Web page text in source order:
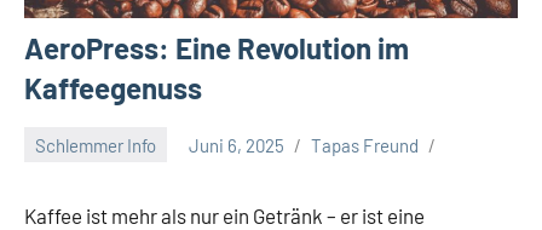
AeroPress: Eine Revolution im
Kaffeegenuss
Schlemmer Info Juni 6, 2025 Tapas Freund
Kaffee ist mehr als nur ein Getränk – er ist eine